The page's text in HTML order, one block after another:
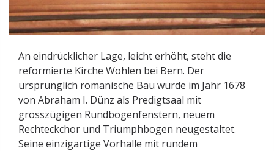
An eindrücklicher Lage, leicht erhöht, steht die
reformierte Kirche Wohlen bei Bern. Der
ursprünglich romanische Bau wurde im Jahr 1678
von Abraham I. Dünz als Predigtsaal mit
grosszügigen Rundbogenfenstern, neuem
Rechteckchor und Triumphbogen neugestaltet.
Seine einzigartige Vorhalle mit rundem